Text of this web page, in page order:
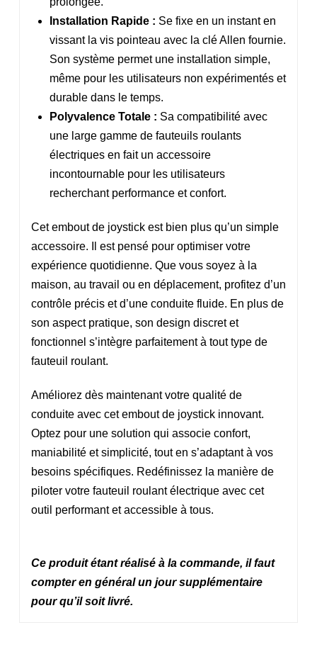
Installation Rapide : Se fixe en un instant en
vissant la vis pointeau avec la clé Allen fournie.
Son système permet une installation simple,
même pour les utilisateurs non expérimentés et
durable dans le temps.
Polyvalence Totale : Sa compatibilité avec
une large gamme de fauteuils roulants
électriques en fait un accessoire
incontournable pour les utilisateurs
recherchant performance et confort.
Cet embout de joystick est bien plus qu’un simple
accessoire. Il est pensé pour optimiser votre
expérience quotidienne. Que vous soyez à la
maison, au travail ou en déplacement, profitez d’un
contrôle précis et d’une conduite fluide. En plus de
son aspect pratique, son design discret et
fonctionnel s’intègre parfaitement à tout type de
fauteuil roulant.
Améliorez dès maintenant votre qualité de
conduite avec cet embout de joystick innovant.
Optez pour une solution qui associe confort,
maniabilité et simplicité, tout en s’adaptant à vos
besoins spécifiques. Redéfinissez la manière de
piloter votre fauteuil roulant électrique avec cet
outil performant et accessible à tous.
Ce produit étant réalisé à la commande, il faut
compter en général un jour supplémentaire
pour qu’il soit livré.